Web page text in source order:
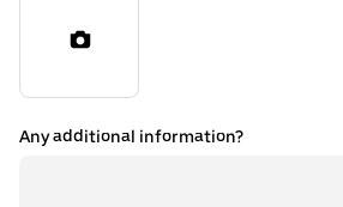
Any additional information?